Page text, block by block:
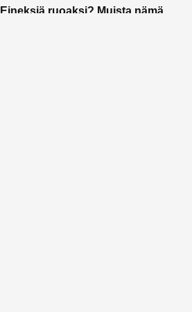
Eineksiä ruoaksi? Muista nämä